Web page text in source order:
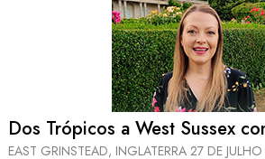
Dos Trópicos a West Sussex
EAST GRINSTEAD, INGLATERRA 27 DE